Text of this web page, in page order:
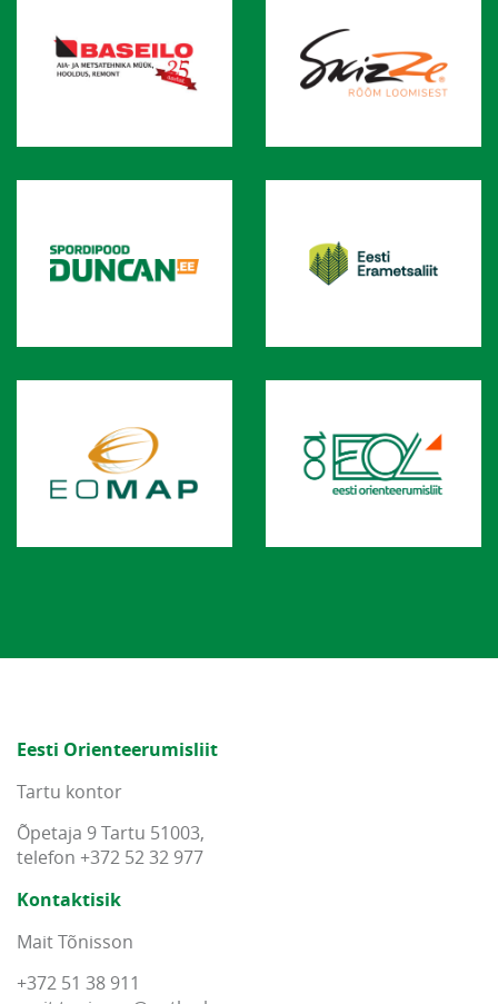
Eesti Orienteerumisliit
Tartu kontor
Õpetaja 9 Tartu 51003,
telefon +372 52 32 977
Kontaktisik
Mait Tõnisson
+372 51 38 911